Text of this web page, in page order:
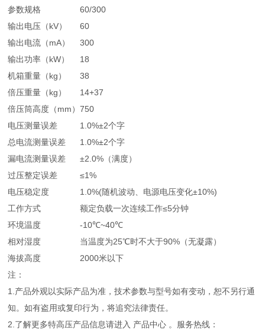
参数规格
60/300
输出电压（kV）
60
输出电流（mA）
300
输出功率（kW）
18
机箱重量（kg）
38
倍压重量（kg）
14+37
倍压筒高度（mm）750
电压测量误差
1.0%±2个字
总电流测量误差
1.0%±2个字
漏电流测量误差
±2.0%（满度）
过压整定误差
≤1%
电压稳定度
1.0%(随机波动、电源电压变化±10%)
工作方式
额定负载一次连续工作≤5分钟
环境温度
-10℃~40℃
相对湿度
当温度为25℃时不大于90%（无凝露）
海拔高度
2000米以下
注：
1.产品外观以实际产品为准，技术参数与型号如有变动，恕不另行通
知。如有盗用或复印行为，将追究法律责任。
2.了解更多特高压产品信息请进入 产品中心 。服务热线：